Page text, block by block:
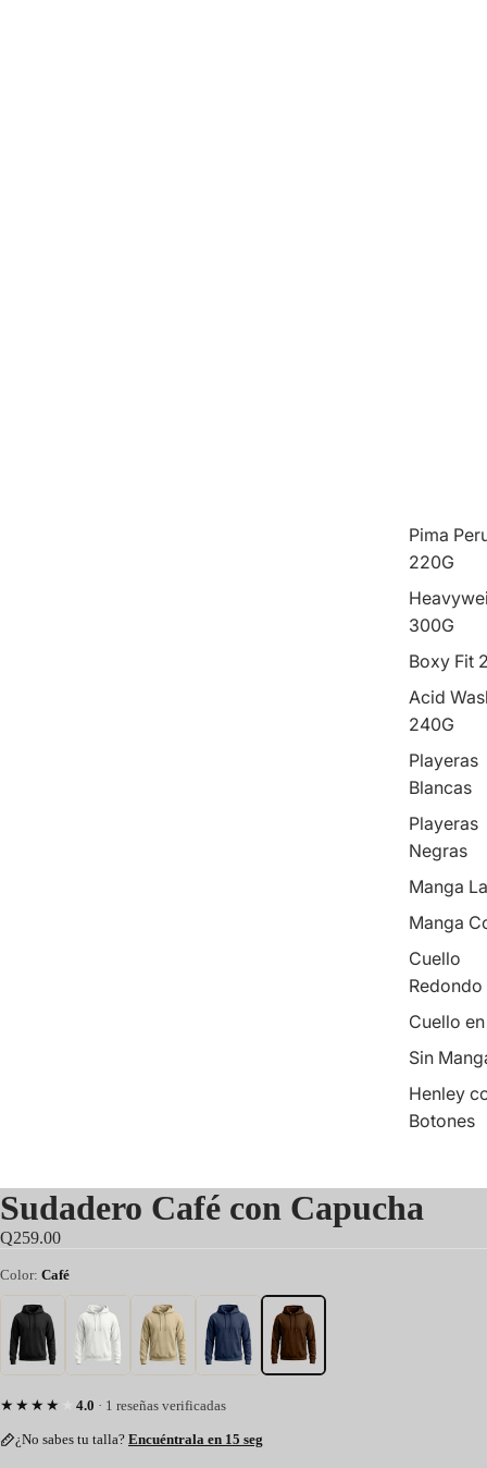
Pima
220G
300G
Boxy Fit
Acid
240G
Playeras
Blancas
Playeras
Negras
Manga
Manga
Cuello
Redondo
Cuello
Sin
Henley
Botones
Sudadero Café con Capucha
Q259.00
Color: Café
★★★★★ 4.0 · 1 reseñas verificadas
¿No sabes tu talla? Encuéntrala en 15 seg